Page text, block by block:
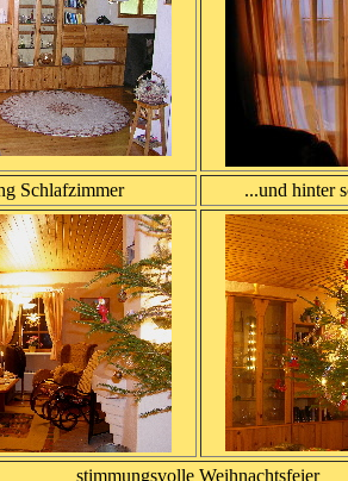
Schlafzimmer ...und hinter
stimmungsvolle Weihnachtsfeier